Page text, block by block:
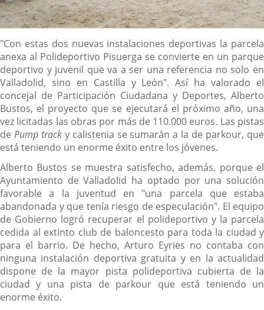
Descripción
"Con estas dos nuevas instalaciones deportivas la parcela
anexa al Polideportivo Pisuerga se convierte en un parque
deportivo y juvenil que va a ser una referencia no solo en
Valladolid, sino en Castilla y León". Así ha valorado el
concejal de Participación Ciudadana y Deportes, Alberto
Bustos, el proyecto que se ejecutará el próximo año, una
vez licitadas las obras por más de 110.000 euros. Las pistas
de Pump tracky calistenia se sumarán a la de parkour, que
está teniendo un enorme éxito entre los jóvenes.
Alberto Bustos se muestra satisfecho, además, porque el
Ayuntamiento de Valladolid ha optado por una solución
favorable a la juventud en "una parcela que estaba
abandonada y que tenía riesgo de especulación". El equipo
de Gobierno logró recuperar el polideportivo y la parcela
cedida al extinto club de baloncesto para toda la ciudad y
para el barrio. De hecho, Arturo Eyries no contaba con
ninguna instalación deportiva gratuita y en la actualidad
dispone de la mayor pista polideportiva cubierta de la
ciudad y una pista de parkour que está teniendo un
enorme éxito.